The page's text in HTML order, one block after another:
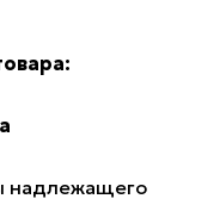
надлежащего